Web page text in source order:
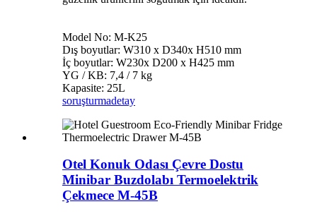
Model No: M-K25
Dış boyutlar: W310 x D340x H510 mm
İç boyutlar: W230x D200 x H425 mm
YG / KB: 7,4 / 7 kg
Kapasite: 25L
soruşturmadetay
Otel Konuk Odası Çevre Dostu
Minibar Buzdolabı Termoelektrik
Çekmece M-45B